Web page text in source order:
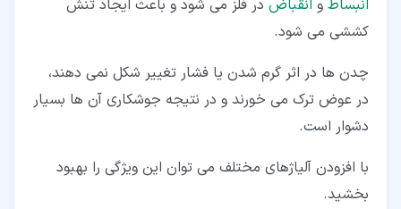
انبساط و انقباض در فلز می شود و باعث ایجاد تنش
کششی می شود.
چدن ها در اثر گرم شدن یا فشار تغییر شکل نمی دهند،
در عوض ترک می خورند و در نتیجه جوشکاری آن ها بسیار
دشوار است.
با افزودن آلیاژهای مختلف می توان این ویژگی را بهبود
بخشید.